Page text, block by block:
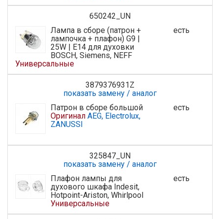
650242_UN
Лампа в сборе (патрон +
лампочка + плафон) G9 |
25W | E14 для духовки
BOSCH, Siemens, NEFF
Универсальные
есть
3879376931Z
показать замену / аналог
Патрон в сборе большой
Оригинал AEG, Electrolux,
ZANUSSI
есть
325847_UN
показать замену / аналог
Плафон лампы для
духового шкафа Indesit,
Hotpoint-Ariston, Whirlpool
Универсальные
есть